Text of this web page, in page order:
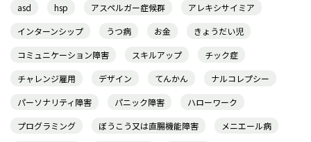
asd hsp アスペルガー症候群
アレキシサイミア
インターンシップ
うつ病 お金
きょうだい児
コミュニケーション障害
スキルアップ
チック症
チャレンジ雇用
デザイン てんかん
ナルコレプシー
パーソナリティ障害
パニック障害
ハローワーク
プログラミング
ぼうこう又は直腸機能障害
メニエール病